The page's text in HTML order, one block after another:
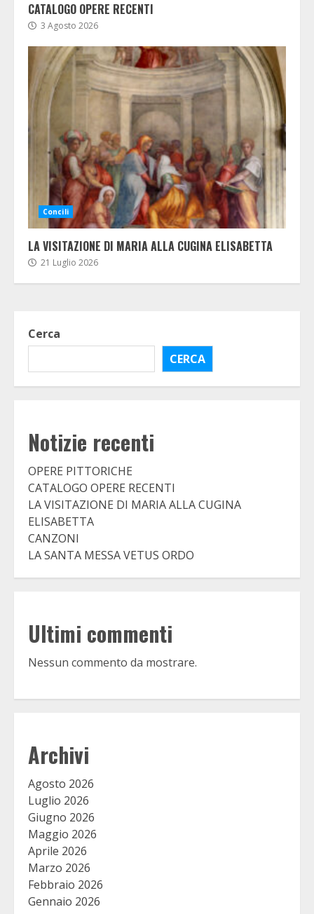
CATALOGO OPERE RECENTI
3 Agosto 2026
Concili
LA VISITAZIONE DI MARIA ALLA CUGINA ELISABETTA
21 Luglio 2026
Cerca
CERCA
Notizie recenti
OPERE PITTORICHE
CATALOGO OPERE RECENTI
LA VISITAZIONE DI MARIA ALLA CUGINA
ELISABETTA
CANZONI
LA SANTA MESSA VETUS ORDO
Ultimi commenti
Nessun commento da mostrare.
Archivi
Agosto 2026
Luglio 2026
Giugno 2026
Maggio 2026
Aprile 2026
Marzo 2026
Febbraio 2026
Gennaio 2026